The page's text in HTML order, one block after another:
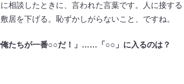
相談したときに、言われた言葉です。人に接す
居を下げる。恥ずかしがらないこと、ですね。
たちが一番○○だ！」……「○○」に入るのは？